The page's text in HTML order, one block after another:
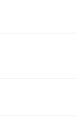
inspiradores e
da marca
no catálogo